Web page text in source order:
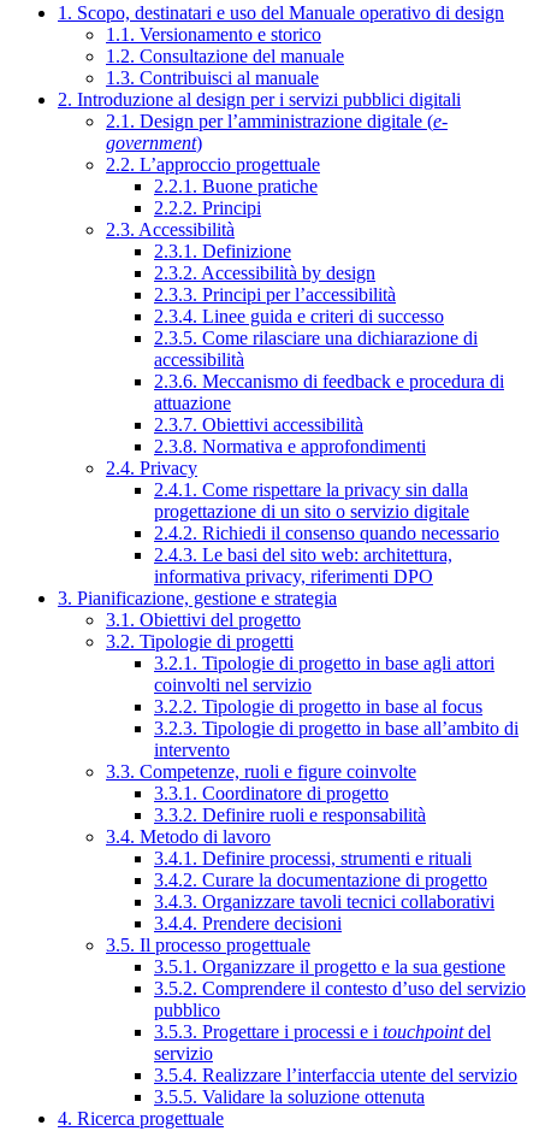
1. Scopo, destinatari e uso del Manuale operativo di design
1.1. Versionamento e storico
1.2. Consultazione del manuale
1.3. Contribuisci al manuale
2. Introduzione al design per i servizi pubblici digitali
2.1. Design per l’amministrazione digitale (e-
government)
2.2. L’approccio progettuale
2.2.1. Buone pratiche
2.2.2. Principi
2.3. Accessibilità
2.3.1. Definizione
2.3.2. Accessibilità by design
2.3.3. Principi per l’accessibilità
2.3.4. Linee guida e criteri di successo
2.3.5. Come rilasciare una dichiarazione di
accessibilità
2.3.6. Meccanismo di feedback e procedura di
attuazione
2.3.7. Obiettivi accessibilità
2.3.8. Normativa e approfondimenti
2.4. Privacy
2.4.1. Come rispettare la privacy sin dalla
progettazione di un sito o servizio digitale
2.4.2. Richiedi il consenso quando necessario
2.4.3. Le basi del sito web: architettura,
informativa privacy, riferimenti DPO
3. Pianificazione, gestione e strategia
3.1. Obiettivi del progetto
3.2. Tipologie di progetti
3.2.1. Tipologie di progetto in base agli attori
coinvolti nel servizio
3.2.2. Tipologie di progetto in base al focus
3.2.3. Tipologie di progetto in base all’ambito di
intervento
3.3. Competenze, ruoli e figure coinvolte
3.3.1. Coordinatore di progetto
3.3.2. Definire ruoli e responsabilità
3.4. Metodo di lavoro
3.4.1. Definire processi, strumenti e rituali
3.4.2. Curare la documentazione di progetto
3.4.3. Organizzare tavoli tecnici collaborativi
3.4.4. Prendere decisioni
3.5. Il processo progettuale
3.5.1. Organizzare il progetto e la sua gestione
3.5.2. Comprendere il contesto d’uso del servizio
pubblico
3.5.3. Progettare i processi e i touchpointdel
servizio
3.5.4. Realizzare l’interfaccia utente del servizio
3.5.5. Validare la soluzione ottenuta
4. Ricerca progettuale